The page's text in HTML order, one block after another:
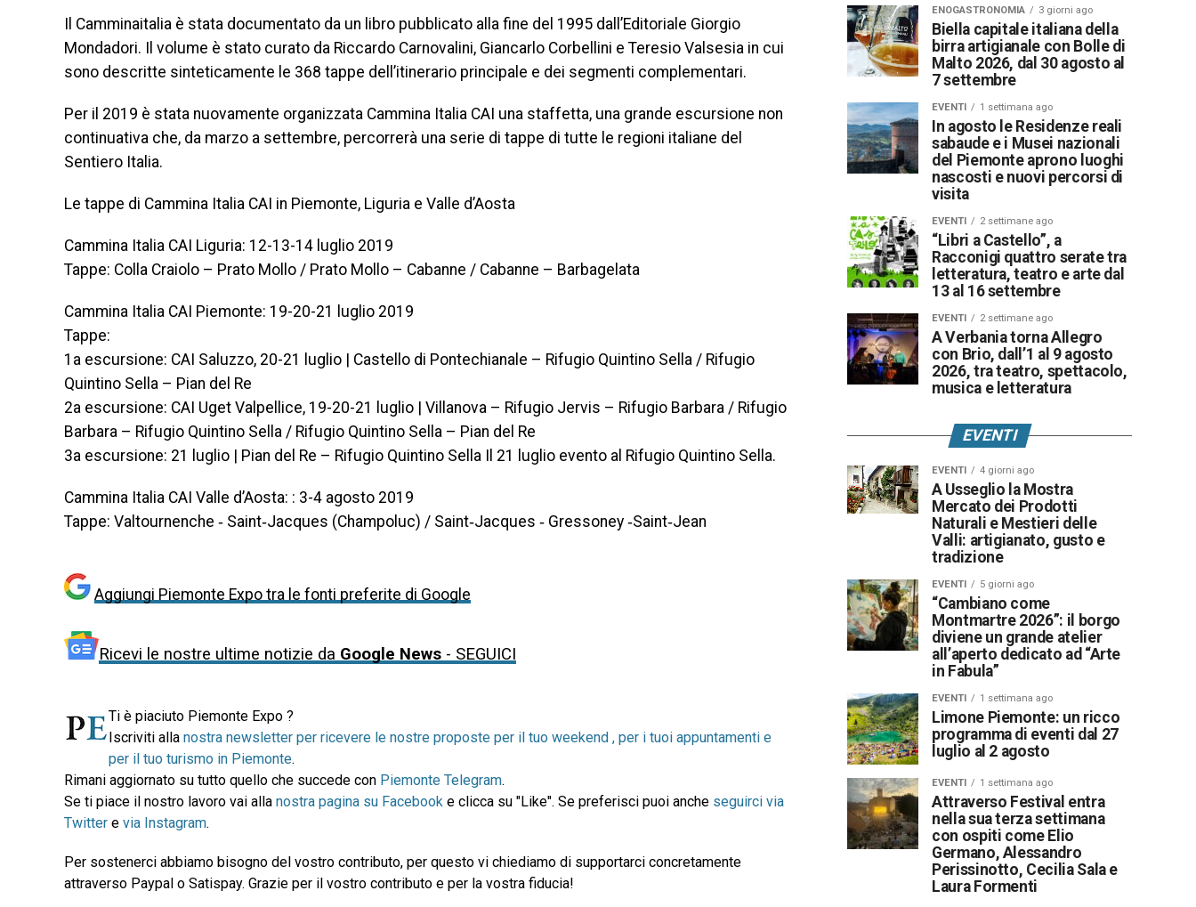
Il Camminaitalia è stata documentato da un libro pubblicato alla fine del 1995 dall’Editoriale Giorgio
Mondadori. Il volume è stato curato da Riccardo Carnovalini, Giancarlo Corbellini e Teresio Valsesia in cui
sono descritte sinteticamente le 368 tappe dell’itinerario principale e dei segmenti complementari.
Per il 2019 è stata nuovamente organizzata Cammina Italia CAI una staffetta, una grande escursione non
continuativa che, da marzo a settembre, percorrerà una serie di tappe di tutte le regioni italiane del
Sentiero Italia.
Le tappe di Cammina Italia CAI in Piemonte, Liguria e Valle d’Aosta
Cammina Italia CAI Liguria: 12-13-14 luglio 2019
Tappe: Colla Craiolo – Prato Mollo / Prato Mollo – Cabanne / Cabanne – Barbagelata
Cammina Italia CAI Piemonte: 19-20-21 luglio 2019
Tappe:
1a escursione: CAI Saluzzo, 20-21 luglio | Castello di Pontechianale – Rifugio Quintino Sella / Rifugio
Quintino Sella – Pian del Re
2a escursione: CAI Uget Valpellice, 19-20-21 luglio | Villanova – Rifugio Jervis – Rifugio Barbara / Rifugio
Barbara – Rifugio Quintino Sella / Rifugio Quintino Sella – Pian del Re
3a escursione: 21 luglio | Pian del Re – Rifugio Quintino Sella Il 21 luglio evento al Rifugio Quintino Sella.
Cammina Italia CAI Valle d’Aosta: : 3-4 agosto 2019
Tappe: Valtournenche ‐ Saint‐Jacques (Champoluc) / Saint‐Jacques ‐ Gressoney ‐Saint‐Jean
Aggiungi Piemonte Expo tra le fonti preferite di Google
Ricevi le nostre ultime notizie da Google News - SEGUICI
Ti è piaciuto Piemonte Expo ?
Iscriviti alla nostra newsletter per ricevere le nostre proposte per il tuo weekend , per i tuoi appuntamenti e
per il tuo turismo in Piemonte.
Rimani aggiornato su tutto quello che succede con Piemonte Telegram.
Se ti piace il nostro lavoro vai alla nostra pagina su Facebook e clicca su "Like". Se preferisci puoi anche seguirci via
Twitter e via Instagram.
Per sostenerci abbiamo bisogno del vostro contributo, per questo vi chiediamo di supportarci concretamente
attraverso Paypal o Satispay. Grazie per il vostro contributo e per la vostra fiducia!
ENOGASTRONOMIA 3 giorni ago
Biella capitale italiana della
birra artigianale con Bolle di
Malto 2026, dal 30 agosto al
7 settembre
EVENTI 1 settimana ago
In agosto le Residenze reali
sabaude e i Musei nazionali
del Piemonte aprono luoghi
nascosti e nuovi percorsi di
visita
EVENTI 2 settimane ago
“Libri a Castello”, a
Racconigi quattro serate tra
letteratura, teatro e arte dal
13 al 16 settembre
EVENTI 2 settimane ago
A Verbania torna Allegro
con Brio, dall’1 al 9 agosto
2026, tra teatro, spettacolo,
musica e letteratura
EVENTI
EVENTI 4 giorni ago
A Usseglio la Mostra
Mercato dei Prodotti
Naturali e Mestieri delle
Valli: artigianato, gusto e
tradizione
EVENTI 5 giorni ago
“Cambiano come
Montmartre 2026”: il borgo
diviene un grande atelier
all’aperto dedicato ad “Arte
in Fabula”
EVENTI 1 settimana ago
Limone Piemonte: un ricco
programma di eventi dal 27
luglio al 2 agosto
EVENTI 1 settimana ago
Attraverso Festival entra
nella sua terza settimana
con ospiti come Elio
Germano, Alessandro
Perissinotto, Cecilia Sala e
Laura Formenti